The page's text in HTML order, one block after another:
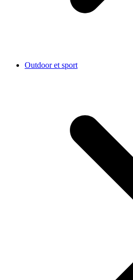
Outdoor et sport